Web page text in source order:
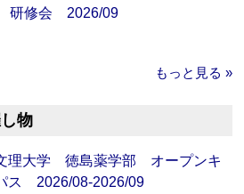
研修会 2026/09
もっと見る »
物
理大学 徳島薬学部 オープンキ
ス 2026/08-2026/09